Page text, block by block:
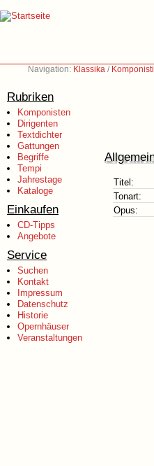
Navigation: Klassika /
Rubriken
Komponisten
Dirigenten
Textdichter
Gattungen
Begriffe
Tempi
Jahrestage
Kataloge
Einkaufen
CD-Tipps
Angebote
Service
Suchen
Kontakt
Impressum
Datenschutz
Historie
Opernhäuser
Veranstaltungen
Titel:
Tonart:
Opus: